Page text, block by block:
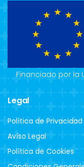
Financiado por la
Legal
Política de Privacidad
Avíso Legal
Política de Cookies